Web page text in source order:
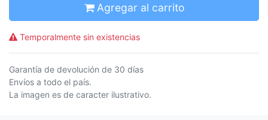
Agregar al carrito
Temporalmente sin existencias
Garantía de devolución de 30 días
Envíos a todo el país.
La imagen es de caracter ilustrativo.